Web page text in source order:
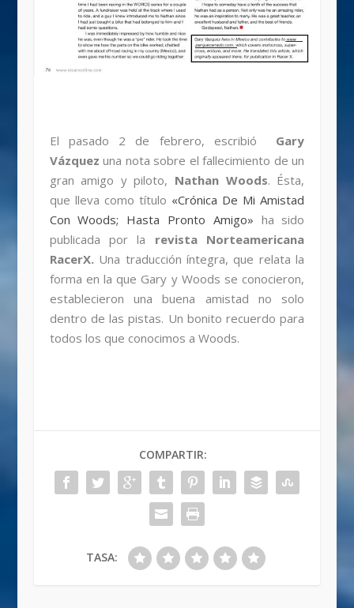
El pasado 2 de febrero, escribió Gary
Vázquez una nota sobre el fallecimiento de un
gran amigo y piloto, Nathan Woods. Ésta,
que lleva como título «Crónica De Mi Amistad
Con Woods; Hasta Pronto Amigo» ha sido
publicada por la revista Norteamericana
RacerX. Una traducción íntegra, que relata la
forma en la que Gary y Woods se conocieron,
establecieron una buena amistad no solo
dentro de las pistas. Un bonito recuerdo para
todos los que conocimos a Woods.
COMPARTIR:
TASA: